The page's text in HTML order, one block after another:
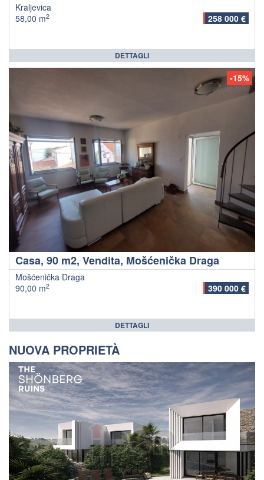
Kraljevica
58,00 m2 258 000 €
DETTAGLI
-15%
Casa, 90 m2, Vendita, Mošćenička Draga
Mošćenička Draga
90,00 m2 390 000 €
DETTAGLI
NUOVA PROPRIETÀ